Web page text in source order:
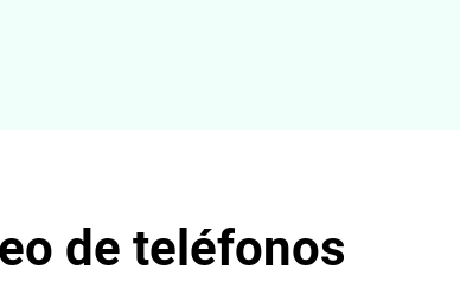
de teléfonos